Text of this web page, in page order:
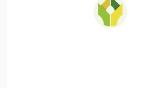
Ansehen …